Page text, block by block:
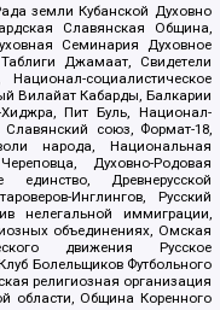
земли Кубанской Духовно
Славянская Община,
Семинария Духовное
Джамаат, Свидетели
социалистическое
Вилайат Кабарды, Балкарии
Пит Буль, Национал-
союз, Формат-18,
народа, Национальная
Духовно-Родовая
Древнерусской
Инглингов, Русский
нелегальной иммиграции,
объединениях, Омская
движения Русское
Болельщиков Футбольного
религиозная организация
области, Община Коренного